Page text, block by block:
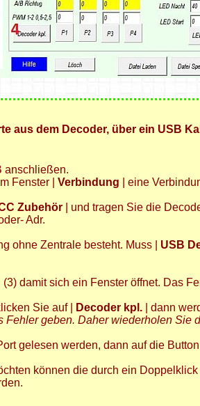
* Platine und Bestückung
* Mini Zentrale 1Ampere
° Simpel DCC Booster
° Simpel DCC ZentraleGehäuse
aus dem Decoder, über ein USB
anschließen.
Fenster | Verbindung | eine
Zubehör | und tragen Sie die
Adr.
ohne Zentrale besteht. Muss | USB
damit sich ein Fenster öffnet. Das
Sie auf | Decoder kpl. | dann
Fehler geben. Daher wiederholen Sie
gelesen werden, dann auf die Button |
können die durch ein